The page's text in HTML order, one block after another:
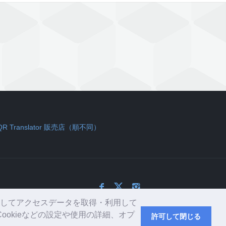
てアクセスデータを取得・利用して
などの設定や使用の詳細、オプ
許可して閉じる
Translator 販売店（順不同）